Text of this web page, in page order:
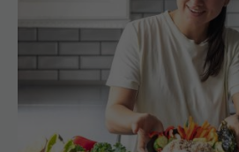
Studiu despre dieta
ficatului și glicemiei
31 ian 2026, 17:30